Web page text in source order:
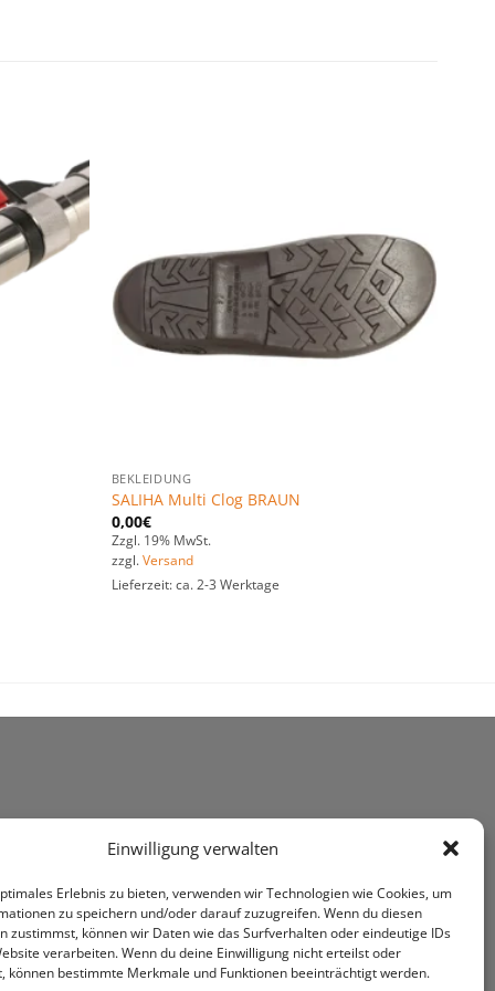
Einwilligung verwalten
Erlebnis zu bieten, verwenden wir Technologien wie Cookies, um
zu speichern und/oder darauf zuzugreifen. Wenn du diesen
zustimmst, können wir Daten wie das Surfverhalten oder eindeutige IDs
verarbeiten. Wenn du deine Einwilligung nicht erteilst oder
können bestimmte Merkmale und Funktionen beeinträchtigt werden.
Zu den
Favoriten
hinzufügen
BEKLEIDUNG
SALIHA Multi Clog BRAUN
0,00€
Zzgl. 19% MwSt.
zzgl. Versand
Lieferzeit: ca. 2-3 Werktage